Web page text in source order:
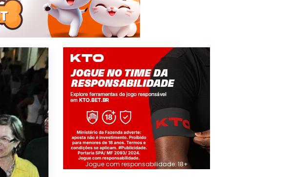
Jogue com responsabilidade. 18+